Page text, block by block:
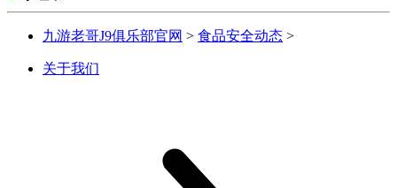
九游老哥J9俱乐部官网 > 食品安全动态 >
关于我们